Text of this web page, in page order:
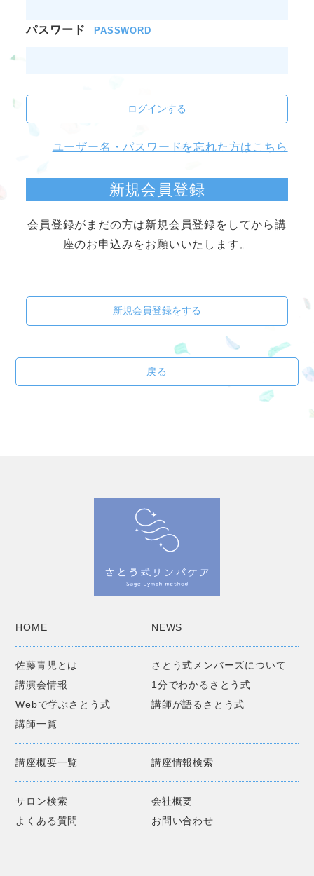
パスワード PASSWORD
ログインする
ユーザー名・パスワードを忘れた方はこちら
新規会員登録
会員登録がまだの方は新規会員登録をしてから講
座のお申込みをお願いいたします。
新規会員登録をする
戻る
HOME NEWS
佐藤青児とは
さとう式メンバーズについて
講演会情報
1分でわかるさとう式
Webで学ぶさとう式
講師が語るさとう式
講師一覧
講座概要一覧 講座情報検索
サロン検索
会社概要
よくある質問
お問い合わせ